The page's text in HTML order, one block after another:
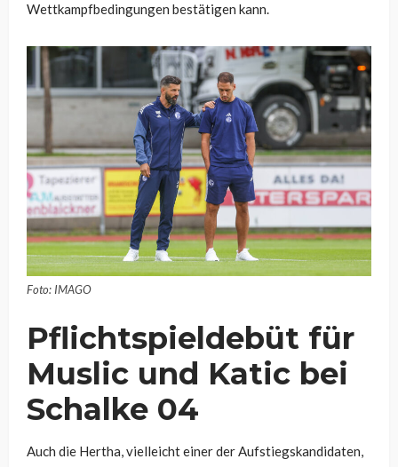
Wettkampfbedingungen bestätigen kann.
Foto: IMAGO
Pflichtspieldebüt für
Muslic und Katic bei
Schalke 04
Auch die Hertha, vielleicht einer der Aufstiegskandidaten,